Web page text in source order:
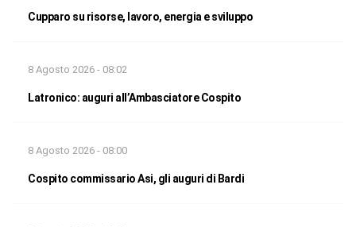
Cupparo su risorse, lavoro, energia e sviluppo
8 Agosto 2026 - 08:02
Latronico: auguri all’Ambasciatore Cospito
8 Agosto 2026 - 08:00
Cospito commissario Asi, gli auguri di Bardi